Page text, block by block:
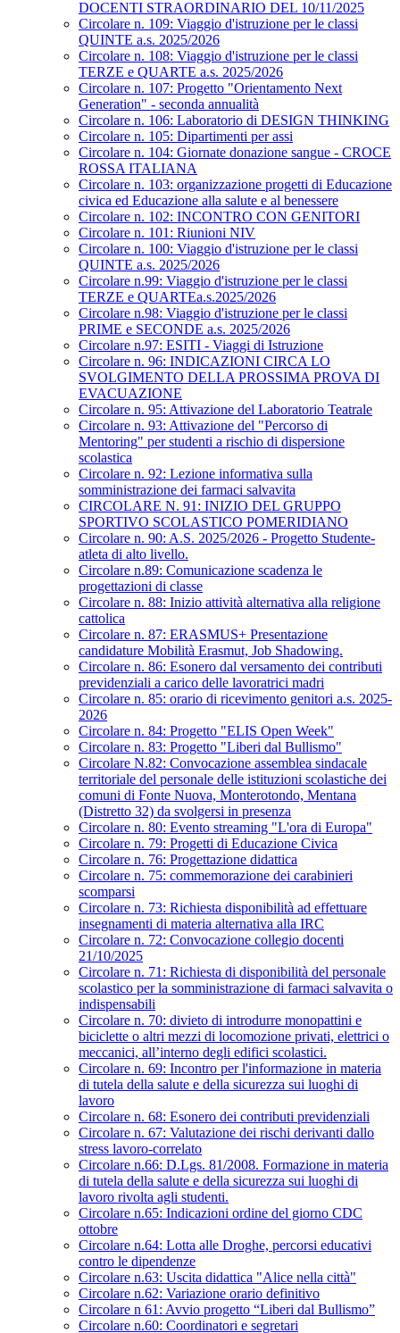
DOCENTI STRAORDINARIO DEL 10/11/2025
Circolare n. 109: Viaggio d'istruzione per le classi
QUINTE a.s. 2025/2026
Circolare n. 108: Viaggio d'istruzione per le classi
TERZE e QUARTE a.s. 2025/2026
Circolare n. 107: Progetto "Orientamento Next
Generation" - seconda annualità
Circolare n. 106: Laboratorio di DESIGN THINKING
Circolare n. 105: Dipartimenti per assi
Circolare n. 104: Giornate donazione sangue - CROCE
ROSSA ITALIANA
Circolare n. 103: organizzazione progetti di Educazione
civica ed Educazione alla salute e al benessere
Circolare n. 102: INCONTRO CON GENITORI
Circolare n. 101: Riunioni NIV
Circolare n. 100: Viaggio d'istruzione per le classi
QUINTE a.s. 2025/2026
Circolare n.99: Viaggio d'istruzione per le classi
TERZE e QUARTEa.s.2025/2026
Circolare n.98: Viaggio d'istruzione per le classi
PRIME e SECONDE a.s. 2025/2026
Circolare n.97: ESITI - Viaggi di Istruzione
Circolare n. 96: INDICAZIONI CIRCA LO
SVOLGIMENTO DELLA PROSSIMA PROVA DI
EVACUAZIONE
Circolare n. 95: Attivazione del Laboratorio Teatrale
Circolare n. 93: Attivazione del "Percorso di
Mentoring" per studenti a rischio di dispersione
scolastica
Circolare n. 92: Lezione informativa sulla
somministrazione dei farmaci salvavita
CIRCOLARE N. 91: INIZIO DEL GRUPPO
SPORTIVO SCOLASTICO POMERIDIANO
Circolare n. 90: A.S. 2025/2026 - Progetto Studente-
atleta di alto livello.
Circolare n.89: Comunicazione scadenza le
progettazioni di classe
Circolare n. 88: Inizio attività alternativa alla religione
cattolica
Circolare n. 87: ERASMUS+ Presentazione
candidature Mobilità Erasmut, Job Shadowing.
Circolare n. 86: Esonero dal versamento dei contributi
previdenziali a carico delle lavoratrici madri
Circolare n. 85: orario di ricevimento genitori a.s. 2025-
2026
Circolare n. 84: Progetto "ELIS Open Week"
Circolare n. 83: Progetto "Liberi dal Bullismo"
Circolare N.82: Convocazione assemblea sindacale
territoriale del personale delle istituzioni scolastiche dei
comuni di Fonte Nuova, Monterotondo, Mentana
(Distretto 32) da svolgersi in presenza
Circolare n. 80: Evento streaming "L'ora di Europa"
Circolare n. 79: Progetti di Educazione Civica
Circolare n. 76: Progettazione didattica
Circolare n. 75: commemorazione dei carabinieri
scomparsi
Circolare n. 73: Richiesta disponibilità ad effettuare
insegnamenti di materia alternativa alla IRC
Circolare n. 72: Convocazione collegio docenti
21/10/2025
Circolare n. 71: Richiesta di disponibilità del personale
scolastico per la somministrazione di farmaci salvavita o
indispensabili
Circolare n. 70: divieto di introdurre monopattini e
biciclette o altri mezzi di locomozione privati, elettrici o
meccanici, all’interno degli edifici scolastici.
Circolare n. 69: Incontro per l'informazione in materia
di tutela della salute e della sicurezza sui luoghi di
lavoro
Circolare n. 68: Esonero dei contributi previdenziali
Circolare n. 67: Valutazione dei rischi derivanti dallo
stress lavoro-correlato
Circolare n.66: D.Lgs. 81/2008. Formazione in materia
di tutela della salute e della sicurezza sui luoghi di
lavoro rivolta agli studenti.
Circolare n.65: Indicazioni ordine del giorno CDC
ottobre
Circolare n.64: Lotta alle Droghe, percorsi educativi
contro le dipendenze
Circolare n.63: Uscita didattica "Alice nella città"
Circolare n.62: Variazione orario definitivo
Circolare n 61: Avvio progetto “Liberi dal Bullismo”
Circolare n.60: Coordinatori e segretari